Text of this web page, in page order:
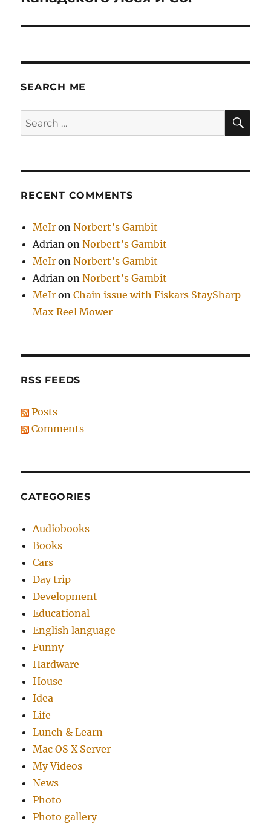
SEARCH ME
Search
for:
RECENT COMMENTS
MeIr onNorbert’s Gambit
Adrian onNorbert’s Gambit
MeIr onNorbert’s Gambit
Adrian onNorbert’s Gambit
MeIr onChain issue with Fiskars StaySharp
Max Reel Mower
RSS FEEDS
Posts
Comments
CATEGORIES
Audiobooks
Books
Cars
Day trip
Development
Educational
English language
Funny
Hardware
House
Idea
Life
Lunch & Learn
Mac OS X Server
My Videos
News
Photo
Photo gallery